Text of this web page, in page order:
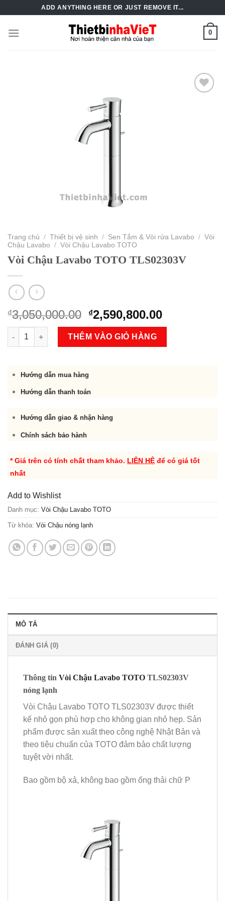
content
ADD ANYTHING HERE OR JUST REMOVE IT...
0
Trang chủ / Thiết bị vệ sinh / Sen Tắm & Vòi rửa Lavabo / Vòi
Chậu Lavabo
/ Vòi Chậu Lavabo TOTO
Vòi Chậu Lavabo TOTO TLS02303V
₫3,050,000.00 Original
price
was:
₫3,050,000.00.
₫2,590,800.00Current
price
Vòi Chậu Lavabo TOTO TLS02303V số lượng
THÊM VÀO GIỎ HÀNG
Hướng dẫn mua hàng
Hướng dẫn thanh toán
Hướng dẫn giao & nhận hàng
Chính sách bảo hành
* Giá trên có tính chất tham khảo. LIÊN HỆ để có giá tốt
nhất
Add to Wishlist
Danh mục: Vòi Chậu Lavabo TOTO
Từ khóa: Vòi Chậu nóng lạnh
MÔ TẢ
ĐÁNH GIÁ (0)
Thông tin Vòi Chậu Lavabo TOTO TLS02303V
nóng lạnh
Vòi Chậu Lavabo TOTO TLS02303V được thiết
kế nhỏ gọn phù hợp cho không gian nhỏ hẹp. Sản
phẩm được sản xuất theo công nghệ Nhật Bản và
theo tiêu chuẩn của TOTO đảm bảo chất lượng
tuyệt vời nhất.
Bao gồm bộ xả, không bao gồm ống thải chữ P